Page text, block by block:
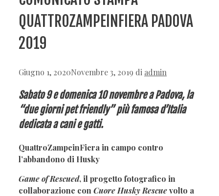
QUATTROZAMPEINFIERA PADOVA
2019
Giugno 1, 2020Novembre 3, 2019 di admin
Sabato 9 e domenica 10 novembre a Padova,la
“due giorni pet friendly” più famosa d’Italia
dedicata a cani e gatti.
QuattroZampeinFiera in campo contro
l’abbandono di Husky
Game of Rescued, il progetto fotografico in
collaborazione con Cuore Husky Rescuevolto a